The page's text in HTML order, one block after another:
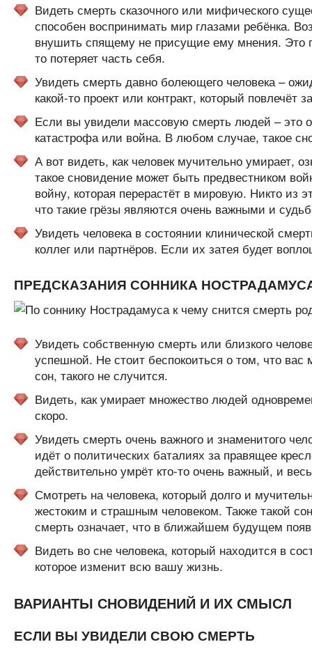
Видеть смерть сказочного или мифического
способен воспринимать мир глазами ребёнка.
внушить спящему не присущие ему мнения. Это
то потеряет часть себя.
Увидеть смерть давно болеющего человека –
какой-то проект или контракт, который
Если вы увидели массовую смерть людей – это
катастрофа или война. В любом случае, такое
А вот видеть, как человек мучительно умирает,
такое сновидение может быть предвестником
войну, которая перерастёт в мировую. Никто из
что такие грёзы являются очень важными и
Увидеть человека в состоянии клинической
коллег или партнёров. Если их затея будет
ПРЕДСКАЗАНИЯ СОННИКА
Увидеть собственную смерть или близкого
успешной. Не стоит беспокоиться о том, что
сон, такого не случится.
Видеть, как умирает множество людей
скоро.
Увидеть смерть очень важного и знаменитого
идёт о политических баталиях за правящее
действительно умрёт кто-то очень важный, и
Смотреть на человека, который долго и
жестоким и страшным человеком. Также такой
смерть означает, что в ближайшем будущем
Видеть во сне человека, который находится в
которое изменит всю вашу жизнь.
ВАРИАНТЫ СНОВИДЕНИЙ И ИХ СМЫСЛ
ЕСЛИ ВЫ УВИДЕЛИ СВОЮ СМЕРТЬ